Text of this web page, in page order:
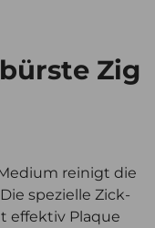
Zig
reinigt die
spezielle Zick-
effektiv Plaque